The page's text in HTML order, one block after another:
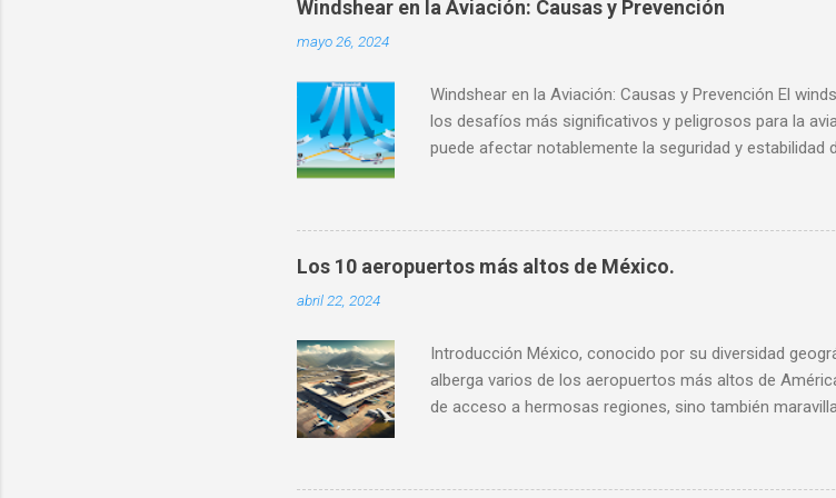
Windshear en la Aviación: Causas y Prevención
mayo 26, 2024
Windshear en la Aviación: Causas y Prevención El
los desafíos más significativos y peligrosos para la
puede afectar notablemente la seguridad y estabilidad
aviación es, por tanto, una prioridad crítica tanto
servicios meteorológicos. En este artículo,
cómo afecta a la aviación . También analizaremos las
Los 10 aeropuertos más altos de México.
abril 22, 2024
Introducción México, conocido por su diversidad
alberga varios de los aeropuertos más altos de
de acceso a hermosas regiones, sino también
importancia que tienen para sus respectivas
Ubicado en Zumpango, Estado de México, el